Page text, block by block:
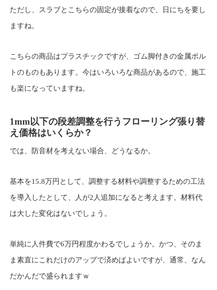
ただし、スラブとこちらの固定が接着なので、日にちを要し
ますね。
こちらの商品はプラスチックですが、ゴム脚付きの金属ボル
トのものもあります。今はいろいろな商品があるので、施工
も楽になっていますね。
1mm以下の段差調整を行うフローリング張り替
え価格はいくらか？
では、防音材を考えない場合、どうなるか。
基本を15.8万円として、調整する材料や調整するための工法
を導入したとして、人が2人追加になると考えます。材料代
は大した変化はないでしょう。
単純に人件費で6万円程度かわるでしょうか。かつ、そのま
ま素直にこれだけのアップで済めばよいですが、通常、なん
だかんだで盛られますｗ